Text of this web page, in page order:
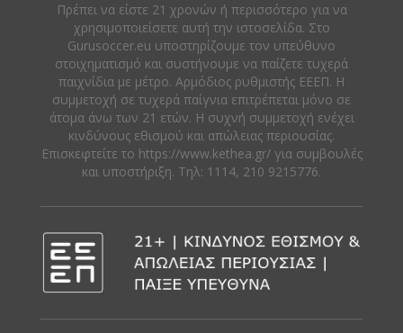
Πρέπει να είστε 21 χρονών ή περισσότερο για να
χρησιμοποιείσετε αυτή την ιστοσελίδα. Στο
Gurusoccer.eu υποστηρίζουμε τον υπεύθυνο
στοιχηματισμό και συστήνουμε να παίζετε τυχερά
παιχνίδια με μέτρο. Αρμόδιος ρυθμιστής ΕΕΕΠ. Η
συμμετοχή σε τυχερά παίγνια επιτρέπεται μόνο σε
άτομα άνω των 21 ετών. Η συχνή συμμετοχή ενέχει
κινδύνους εθισμού και απώλειας περιουσίας.
Eπισκεφτείτε το https://www.kethea.gr/ για συμβουλές
και υποστήριξη. Tηλ: 1114, 210 9215776.